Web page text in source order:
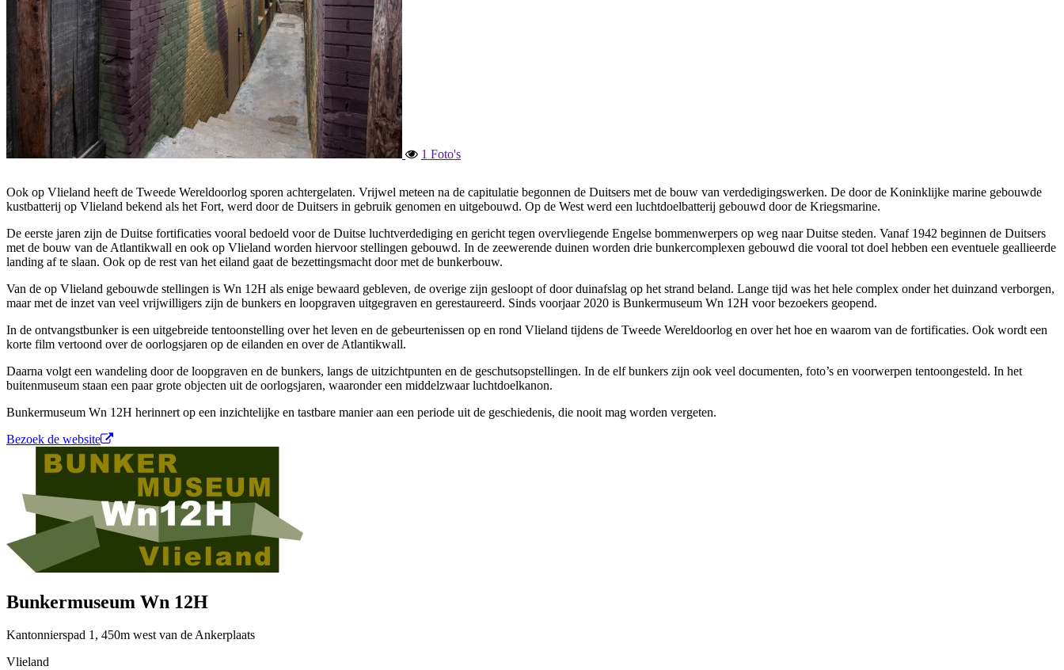
1 Foto's
Ook op Vlieland heeft de Tweede Wereldoorlog sporen achtergelaten. Vrijwel meteen na de capitulatie begonnen de Duitsers met de bouw van verdedigingswerken. De door de Koninklijke marine gebouwde
kustbatterij op Vlieland bekend als het Fort, werd door de Duitsers in gebruik genomen en uitgebouwd. Op de West werd een luchtdoelbatterij gebouwd door de Kriegsmarine.
De eerste jaren zijn de Duitse fortificaties vooral bedoeld voor de Duitse luchtverdediging en gericht tegen overvliegende Engelse bommenwerpers op weg naar Duitse steden. Vanaf 1942 beginnen de Duitsers
met de bouw van de Atlantikwall en ook op Vlieland worden hiervoor stellingen gebouwd. In de zeewerende duinen worden drie bunkercomplexen gebouwd die vooral tot doel hebben een eventuele geallieerde
landing af te slaan. Ook op de rest van het eiland gaat de bezettingsmacht door met de bunkerbouw.
Van de op Vlieland gebouwde stellingen is Wn 12H als enige bewaard gebleven, de overige zijn gesloopt of door duinafslag op het strand beland. Lange tijd was het hele complex onder het duinzand verborgen,
maar met de inzet van veel vrijwilligers zijn de bunkers en loopgraven uitgegraven en gerestaureerd. Sinds voorjaar 2020 is Bunkermuseum Wn 12H voor bezoekers geopend.
In de ontvangstbunker is een uitgebreide tentoonstelling over het leven en de gebeurtenissen op en rond Vlieland tijdens de Tweede Wereldoorlog en over het hoe en waarom van de fortificaties. Ook wordt een
korte film vertoond over de oorlogsjaren op de eilanden en over de Atlantikwall.
Daarna volgt een wandeling door de loopgraven en de bunkers, langs de uitzichtpunten en de geschutsopstellingen. In de elf bunkers zijn ook veel documenten, foto’s en voorwerpen tentoongesteld. In het
buitenmuseum staan een paar grote objecten uit de oorlogsjaren, waaronder een middelzwaar luchtdoelkanon.
Bunkermuseum Wn 12H herinnert op een inzichtelijke en tastbare manier aan een periode uit de geschiedenis, die nooit mag worden vergeten.
Bezoek de website
Bunkermuseum Wn 12H
Kantonnierspad 1, 450m west van de Ankerplaats
Vlieland